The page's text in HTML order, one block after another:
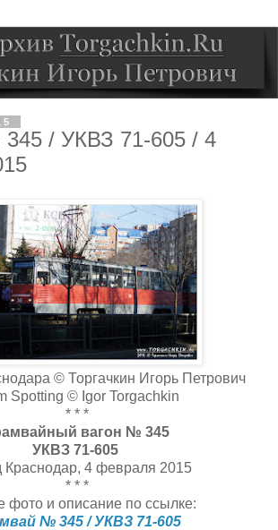
/ УКВЗ 71-605 / 4
© Торгачкин Игорь Петрович
Spotting © Igor Torgachkin
* * *
вагон № 345
УКВЗ 71-605
Краснодар, 4 февраля 2015
* * *
фото и описание по ссылке:
№ 345 / УКВЗ 71-605